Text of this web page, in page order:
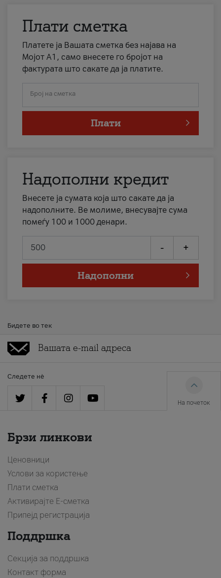
Плати сметка
Платете ја Вашата сметка без најава на
Мојот А1, само внесете го бројот на
фактурата што сакате да ја платите.
Број на сметка
Плати
Надополни кредит
Внесете ја сумата која што сакате да ја
надополните. Ве молиме, внесувајте сума
помеѓу 100 и 1000 денари.
- +
Надополни
Бидете во тек
Следете нè
На почеток
Брзи линкови
Ценовници
Услови за користење
Плати сметка
Активирајте Е-сметка
Припејд регистрација
Поддршка
Секција за поддршка
Контакт форма